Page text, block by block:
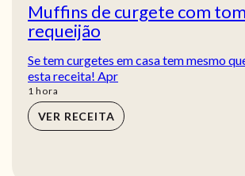
Muffins de curgete com
requeijão
Se tem curgetes em casa tem mesmo
esta receita! Apr
1 hora
hora
VER RECEITA